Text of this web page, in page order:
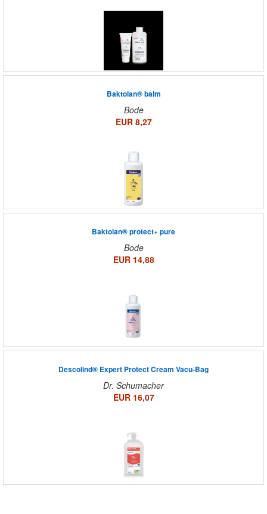
Baktolan® balm
Bode
EUR 8,27
Baktolan® protect+ pure
Bode
EUR 14,88
Descolind® Expert Protect Cream Vacu-Bag
Dr. Schumacher
EUR 16,07